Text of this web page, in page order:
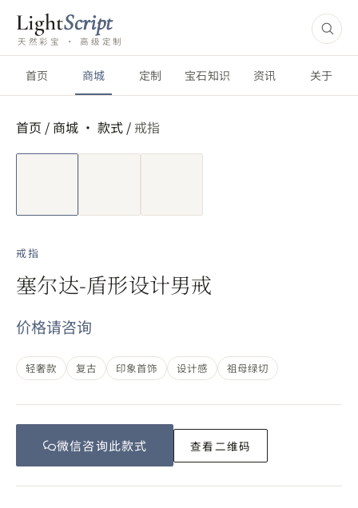
LightScript
天然彩宝 · 高级定制
首页 商城 定制 宝石知识 资讯 关于
首页 / 商城 · 款式 / 戒指
短视频
戒指
塞尔达-盾形设计男戒
价格请咨询
轻奢款 复古 印象首饰 设计感 祖母绿切
微信咨询此款式 查看二维码